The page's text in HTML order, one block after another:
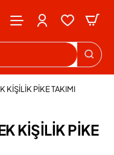
KİŞİLİK PİKE
KİŞİLİK PİKE TAKIMI